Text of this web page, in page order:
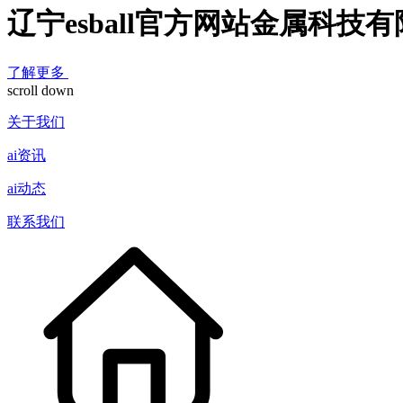
辽宁esball官方网站金属科技有
了解更多
scroll down
关于我们
ai资讯
ai动态
联系我们